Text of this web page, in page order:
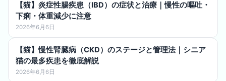
【猫】炎症性腸疾患（IBD）の症状と治療｜慢性の嘔吐・
下痢・体重減少に注意
2026年6月6日
【猫】慢性腎臓病（CKD）のステージと管理法｜シニア
猫の最多疾患を徹底解説
2026年6月6日